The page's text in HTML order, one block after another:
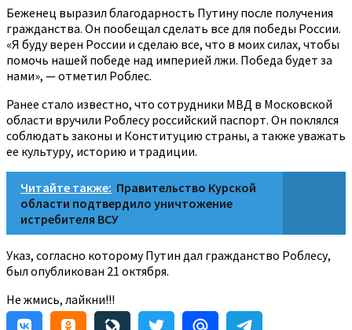
Беженец выразил благодарность Путину после получения
гражданства. Он пообещал сделать все для победы России.
«Я буду верен России и сделаю все, что в моих силах, чтобы
помочь нашей победе над империей лжи. Победа будет за
нами», — отметил Роблес.
Ранее стало известно, что сотрудники МВД в Московской
области вручили Роблесу российский паспорт. Он поклялся
соблюдать законы и Конституцию страны, а также уважать
ее культуру, историю и традиции.
Читайте также: Правительство Курской
области подтвердило уничтожение
истребителя ВСУ
Указ, согласно которому Путин дал гражданство Роблесу,
был опубликован 21 октября.
Не жмись, лайкни!!!